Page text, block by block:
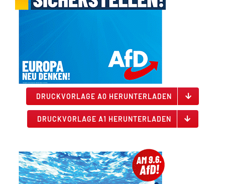
DRUCKVORLAGE A0 HERUNTERLADEN
DRUCKVORLAGE A1 HERUNTERLADEN